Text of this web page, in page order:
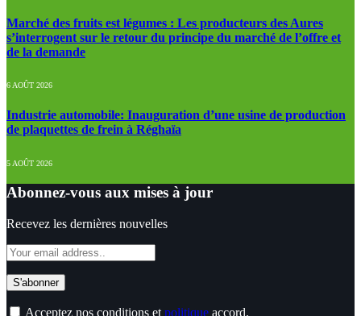
Marché des fruits est légumes : Les producteurs des Aures
s’interrogent sur le retour du principe du marché de l’offre et
de la demande
6 AOÛT 2026
Industrie automobile: Inauguration d’une usine de production
de plaquettes de frein à Réghaïa
5 AOÛT 2026
Abonnez-vous aux mises à jour
Recevez les dernières nouvelles
Acceptez nos conditions et politique accord.